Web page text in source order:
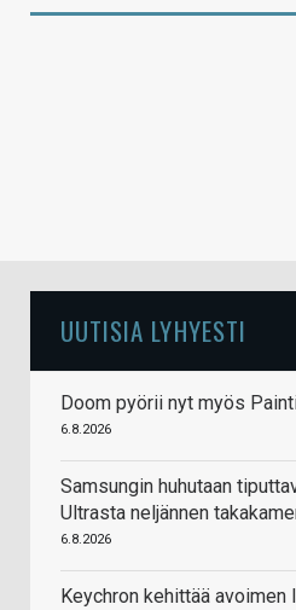
UUTISIA LYHYESTI
Doom pyörii nyt myös
6.8.2026
Samsungin huhutaan
Ultrasta neljännen
6.8.2026
Keychron kehittää avoimen